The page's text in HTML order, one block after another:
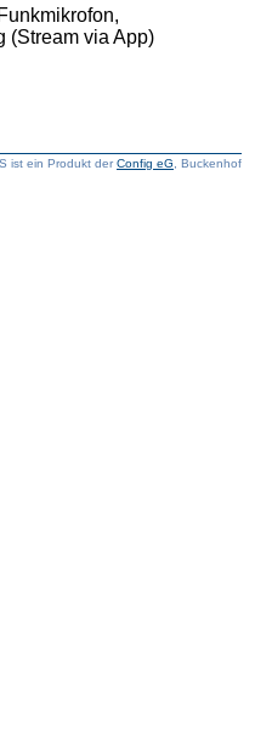
(Stream via App)
ist ein Produkt derConfig eG , Buckenhof